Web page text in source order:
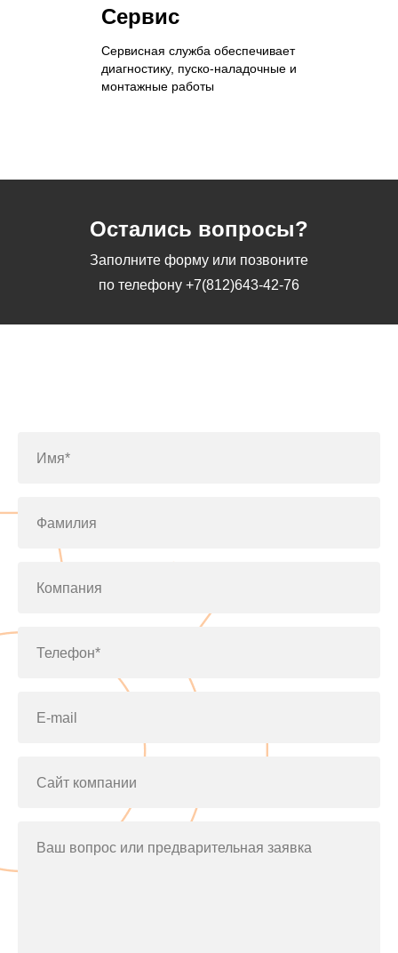
Сервис
Сервисная служба обеспечивает
диагностику, пуско-наладочные и
монтажные работы
Остались вопросы?
Заполните форму или позвоните
по телефону +7(812)643-42-76
Имя*
Фамилия
Компания
Телефон*
E-mail
Сайт компании
Ваш вопрос или предварительная заявка